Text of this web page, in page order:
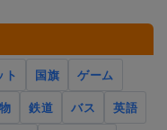
ト 国旗
ゲーム
鉄道 バス
英語